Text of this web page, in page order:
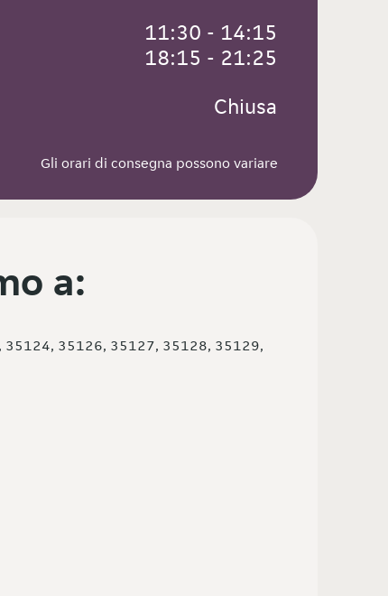
11:30 - 14:15
18:15 - 21:25
Chiusa
Gli orari di consegna possono variare
a:
35126, 35127, 35128, 35129,